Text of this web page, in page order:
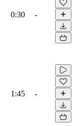
0:30 -
1:45 -